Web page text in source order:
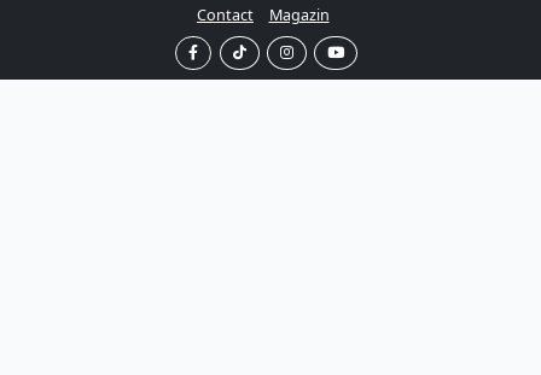
Contact Magazin